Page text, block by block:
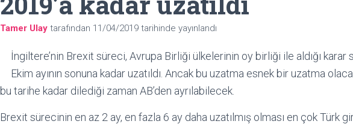
Tamer Ulay tarafından 11/04/2019 tarihinde yayınlandı
İngiltere’nin Brexit süreci, Avrupa Birliği ülkelerinin oy birliği ile aldığı karar
Ekim ayının sonuna kadar uzatıldı. Ancak bu uzatma esnek bir uzatma
bu tarihe kadar dilediği zaman AB’den ayrılabilecek.
Brexit sürecinin en az 2 ay, en fazla 6 ay daha uzatılmış olması en çok Türk